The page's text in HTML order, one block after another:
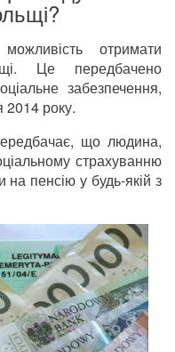
отримати
Це передбачено
забезпечення,
2014 року.
що людина,
страхуванню
пенсію у будь-якій з